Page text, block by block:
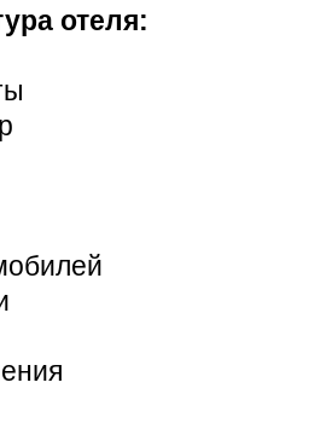
отеля: